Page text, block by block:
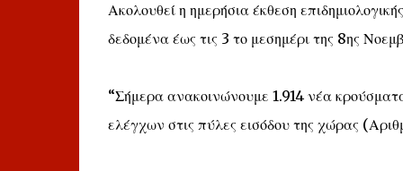
Ακολουθεί η ημερήσια έκθεση
δεδομένα έως τις 3 το μεσημέρι της 8ης
“Σήμερα ανακοινώνουμε 1.914 νέα
ελέγχων στις πύλες εισόδου της χώρας